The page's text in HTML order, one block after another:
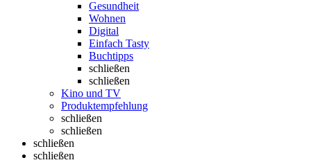
Gesundheit
Wohnen
Digital
Einfach Tasty
Buchtipps
schließen
schließen
Kino und TV
Produktempfehlung
schließen
schließen
schließen
schließen